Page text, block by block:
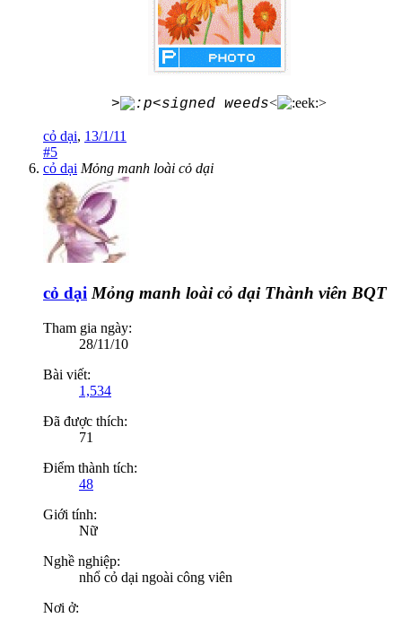
> <signed weeds< >
cỏ dại, 13/1/11
#5
cỏ dại Mỏng manh loài cỏ dại
cỏ dại Mỏng manh loài cỏ dại Thành viên BQT
Tham gia ngày:
28/11/10
Bài viết:
1,534
Đã được thích:
71
Điểm thành tích:
48
Giới tính:
Nữ
Nghề nghiệp:
nhổ cỏ dại ngoài công viên
Nơi ở: